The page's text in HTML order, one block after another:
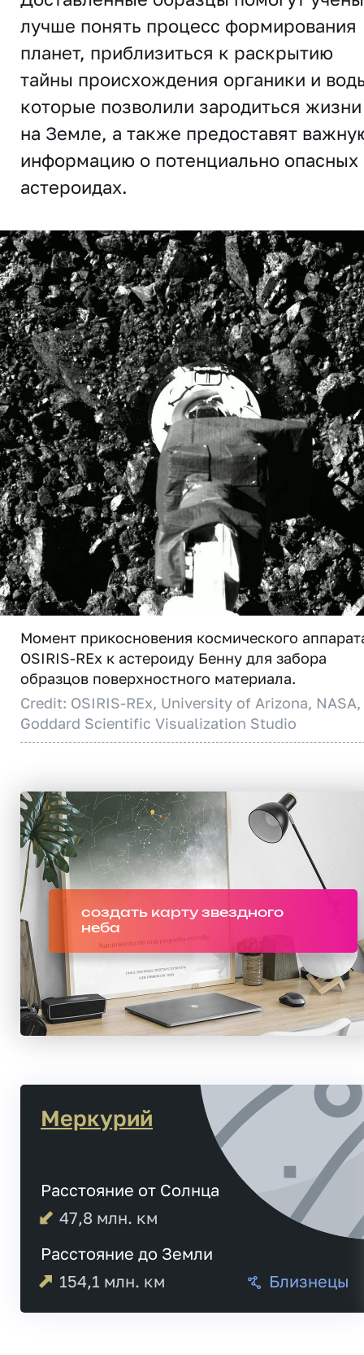
лучше понять процесс формирования
планет, приблизиться к раскрытию
тайны происхождения органики и
которые позволили зародиться жизни
на Земле, а также предоставят
информацию о потенциально опасных
астероидах.
Момент прикосновения космического
OSIRIS-REx к астероиду Бенну для забора
образцов поверхностного материала.
Credit: OSIRIS-REx, University of Arizona, NASA,
Goddard Scientific Visualization Studio
создать карту звездного
неба
Меркурий
Расстояние от Солнца
47,8 млн. км
Расстояние до Земли
154,1 млн. км Близнецы